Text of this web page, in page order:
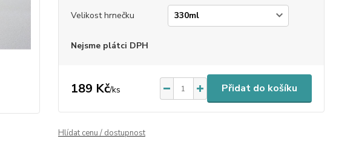
Velikost hrnečku
Nejsme plátci DPH
189 Kč/ks Přidat do košíku
Hlídat cenu / dostupnost